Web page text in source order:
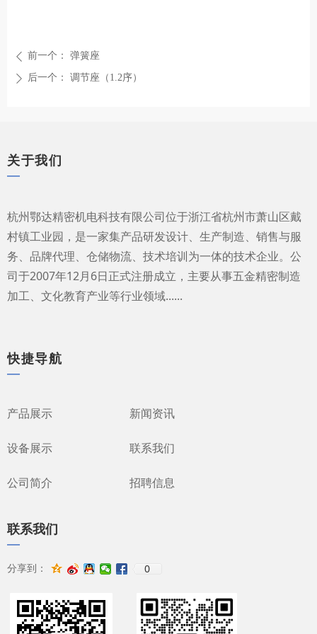
ꄴ 前一个： 弹簧座
ꄲ 后一个： 调节座（1.2序）
关于我们
—
杭州鄂达精密机电科技有限公司位于浙江省杭州市萧山区戴
村镇工业园，是一家集产品研发设计、生产制造、销售与服
务、品牌代理、仓储物流、技术培训为一体的技术企业。公
司于2007年12月6日正式注册成立，主要从事五金精密制造
加工、文化教育产业等行业领域......
快捷导航
—
产品展示
设备展示
公司简介
新闻资讯
联系我们
招聘信息
联系我们
—
分享到： 0